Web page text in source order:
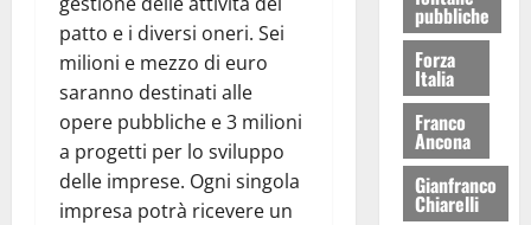
patto e i diversi oneri. Sei
milioni e mezzo di euro
saranno destinati alle
opere pubbliche e 3 milioni
a progetti per lo sviluppo
delle imprese. Ogni singola
impresa potrà ricevere un
pubbliche
Forza
Italia
Franco
Ancona
Gianfranco
Chiarelli